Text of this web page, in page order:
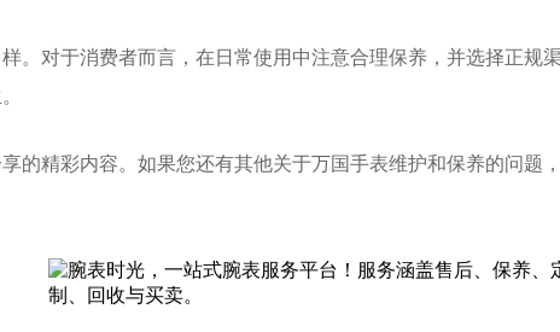
对于消费者而言，在日常使用中注意合理保养，并选择正规
的精彩内容。如果您还有其他关于万国手表维护和保养的问题